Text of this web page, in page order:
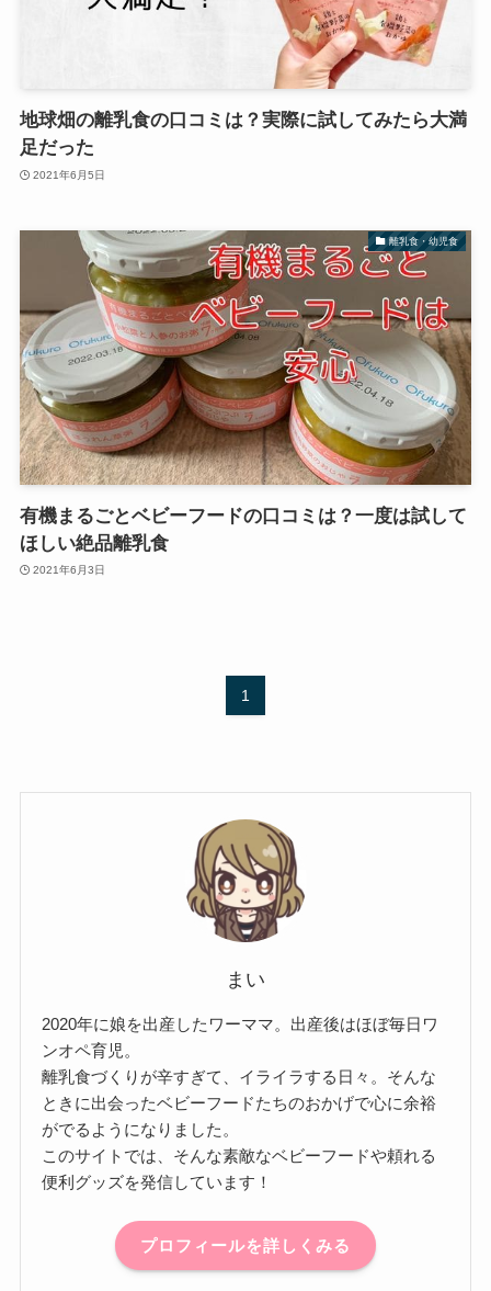
地球畑の離乳食の口コミは？実際に試してみたら大満
足だった
2021年6月5日
離乳食・幼児食
有機まるごとベビーフードの口コミは？一度は試して
ほしい絶品離乳食
2021年6月3日
1
まい
2020年に娘を出産したワーママ。出産後はほぼ毎日ワ
ンオペ育児。
離乳食づくりが辛すぎて、イライラする日々。そんな
ときに出会ったベビーフードたちのおかげで心に余裕
がでるようになりました。
このサイトでは、そんな素敵なベビーフードや頼れる
便利グッズを発信しています！
プロフィールを詳しくみる